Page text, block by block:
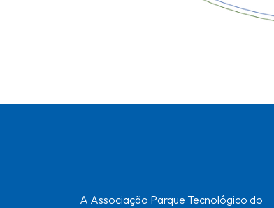
A Associação Parque Tecnológico do